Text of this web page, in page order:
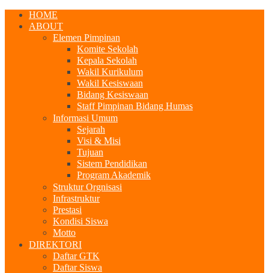
HOME
ABOUT
Elemen Pimpinan
Komite Sekolah
Kepala Sekolah
Wakil Kurikulum
Wakil Kesiswaan
Bidang Kesiswaan
Staff Pimpinan Bidang Humas
Informasi Umum
Sejarah
Visi & Misi
Tujuan
Sistem Pendidikan
Program Akademik
Struktur Orgnisasi
Infrastruktur
Prestasi
Kondisi Siswa
Motto
DIREKTORI
Daftar GTK
Daftar Siswa